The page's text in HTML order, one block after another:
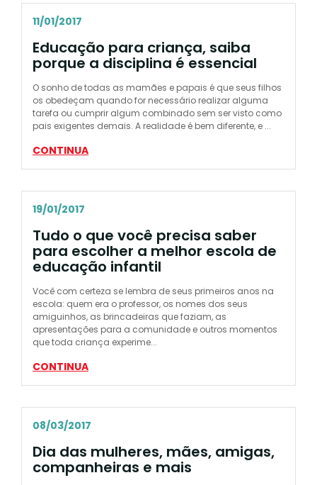
11/01/2017
Educação para criança, saiba
porque a disciplina é essencial
O sonho de todas as mamães e papais é que seus filhos
os obedeçam quando for necessário realizar alguma
tarefa ou cumprir algum combinado sem ser visto como
pais exigentes demais. A realidade é bem diferente, e ...
CONTINUA
19/01/2017
Tudo o que você precisa saber
para escolher a melhor escola de
educação infantil
Você com certeza se lembra de seus primeiros anos na
escola: quem era o professor, os nomes dos seus
amiguinhos, as brincadeiras que faziam, as
apresentações para a comunidade e outros momentos
que toda criança experime...
CONTINUA
08/03/2017
Dia das mulheres, mães, amigas,
companheiras e mais